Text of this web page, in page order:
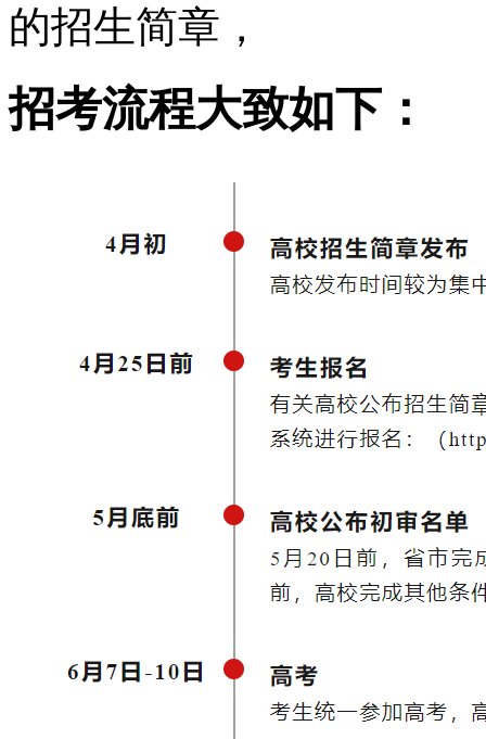
的招生简章，
招考流程大致如下：